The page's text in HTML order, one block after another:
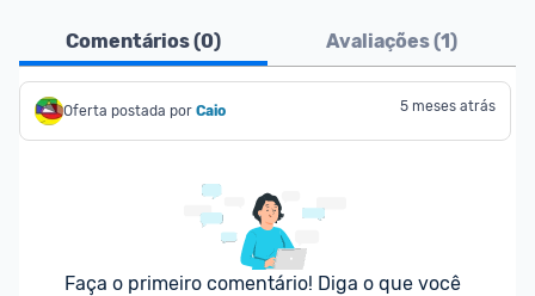
Comentários (0) Avaliações (1)
Oferta postada por Caio 5 meses atrás
Faça o primeiro comentário! Diga o que você